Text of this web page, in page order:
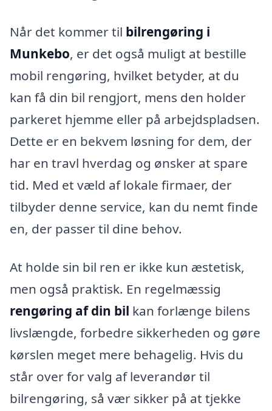
Når det kommer til bilrengøring i
Munkebo, er det også muligt at bestille
mobil rengøring, hvilket betyder, at du
kan få din bil rengjort, mens den holder
parkeret hjemme eller på arbejdspladsen.
Dette er en bekvem løsning for dem, der
har en travl hverdag og ønsker at spare
tid. Med et væld af lokale firmaer, der
tilbyder denne service, kan du nemt finde
en, der passer til dine behov.
At holde sin bil ren er ikke kun æstetisk,
men også praktisk. En regelmæssig
rengøring af din bil kan forlænge bilens
livslængde, forbedre sikkerheden og gøre
kørslen meget mere behagelig. Hvis du
står over for valg af leverandør til
bilrengøring, så vær sikker på at tjekke